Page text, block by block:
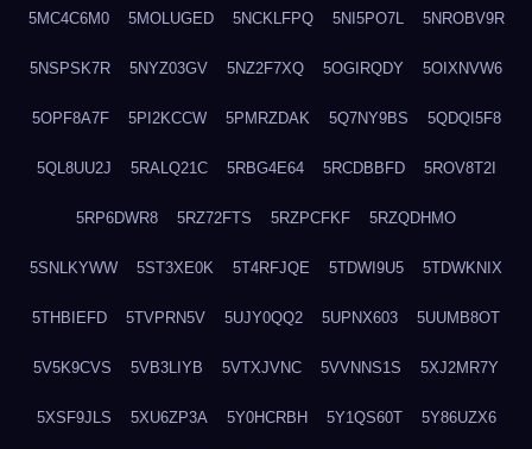
5MC4C6M0 5MOLUGED 5NCKLFPQ 5NI5PO7L 5NROBV9R
5NSPSK7R 5NYZ03GV 5NZ2F7XQ 5OGIRQDY 5OIXNVW6
5OPF8A7F 5PI2KCCW 5PMRZDAK 5Q7NY9BS 5QDQI5F8
5QL8UU2J 5RALQ21C 5RBG4E64 5RCDBBFD 5ROV8T2I
5RP6DWR8 5RZ72FTS 5RZPCFKF 5RZQDHMO
5SNLKYWW 5ST3XE0K 5T4RFJQE 5TDWI9U5 5TDWKNIX
5THBIEFD 5TVPRN5V 5UJY0QQ2 5UPNX603 5UUMB8OT
5V5K9CVS 5VB3LIYB 5VTXJVNC 5VVNNS1S 5XJ2MR7Y
5XSF9JLS 5XU6ZP3A 5Y0HCRBH 5Y1QS60T 5Y86UZX6